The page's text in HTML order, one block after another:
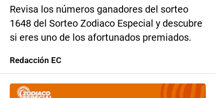
Revisa los números ganadores del sorteo
1648 del Sorteo Zodiaco Especial y descubre
si eres uno de los afortunados premiados.
Redacción EC